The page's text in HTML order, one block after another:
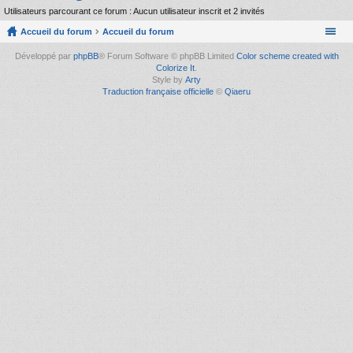
Utilisateurs parcourant ce forum : Aucun utilisateur inscrit et 2 invités
Accueil du forum Accueil du forum
Développé par phpBB® Forum Software © phpBB Limited Color scheme created with
Colorize It.
Style by Arty
Traduction française officielle © Qiaeru